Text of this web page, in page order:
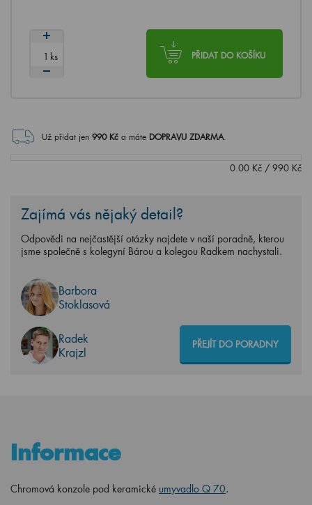
PŘIDAT DO KOŠÍKU
ks
Už přidat jen 990Kč a máte DOPRAVU ZDARMA.
0.00 Kč / 990 Kč
Zajímá vás nějaký detail?
Odpovědi na nejčastější otázky najdete v naší poradně, kterou
jsme společně s kolegyní Bárou a kolegou Radkem nachystali.
Barbora
Stoklasová
Radek
Krajzl
PŘEJÍT DO PORADNY
Informace
Chromová konzole pod keramické umyvadlo Q 70.